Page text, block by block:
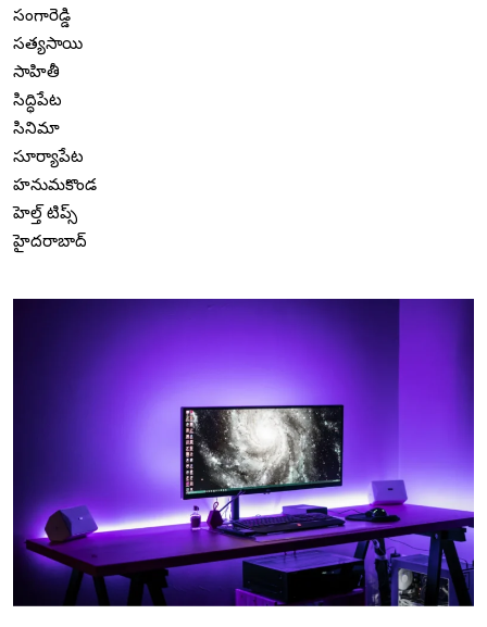
సంగారెడ్డి
సత్యసాయి
సాహితీ
సిద్ధిపేట
సినిమా
సూర్యాపేట
హనుమకొండ
హెల్త్ టిప్స్
హైదరాబాద్